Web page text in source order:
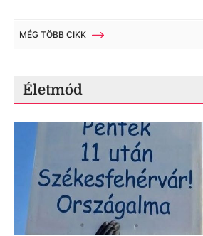
MÉG TÖBB CIKK
Életmód